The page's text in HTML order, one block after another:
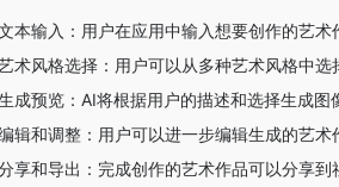
本输入：用户在应用中输入想要创作的艺术
术风格选择：用户可以从多种艺术风格中选
成预览：AI将根据用户的描述和选择生成图
辑和调整：用户可以进一步编辑生成的艺术
享和导出：完成创作的艺术作品可以分享到